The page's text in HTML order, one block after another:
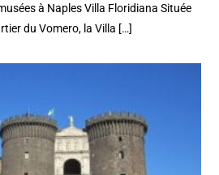
à Naples Villa Floridiana Située
du Vomero, la Villa […]